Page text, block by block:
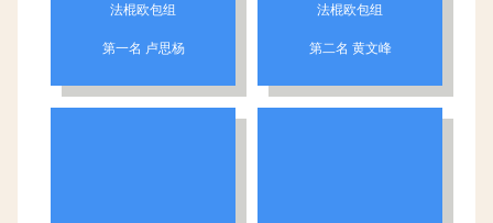
法棍欧包组
第一名 卢思杨
法棍欧包组
第二名 黄文峰